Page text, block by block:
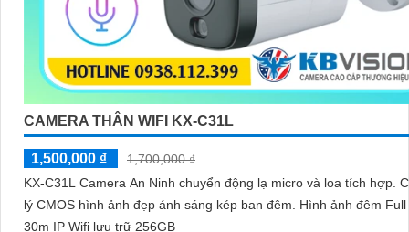
CAMERA THÂN WIFI KX-C31L
1,500,000 ₫
1,700,000 ₫
KX-C31L Camera An Ninh chuyển động lạ micro và loa tích hợp.
lý CMOS hình ảnh đẹp ánh sáng kép ban đêm. Hình ảnh đêm Full
30m IP Wifi lưu trữ 256GB